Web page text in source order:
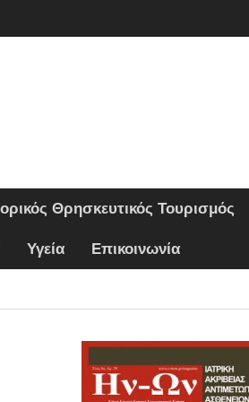
Θρησκευτικός Τουρισμός
Υγεία Επικοινωνία